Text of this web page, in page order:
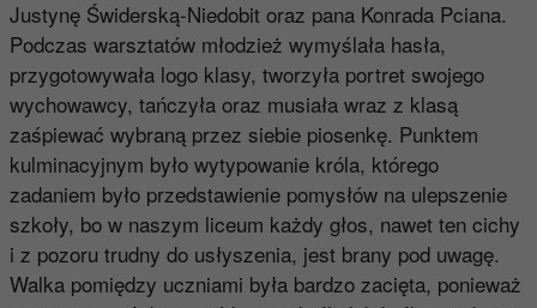
Justynę Świderską­-Niedobit oraz pana Konrada Pciana.
Podczas warsztatów młodzież wymyślała hasła,
przygotowywała logo klasy, tworzyła portret swojego
wychowawcy, tańczyła oraz musiała wraz z klasą
zaśpiewać wybraną przez siebie piosenkę. Punktem
kulminacyjnym było wytypowanie króla, którego
zadaniem było przedstawienie pomysłów na ulepszenie
szkoły, bo w naszym liceum każdy głos, nawet ten cichy
i z pozoru trudny do usłyszenia, jest brany pod uwagę.
Walka pomiędzy uczniami była bardzo zacięta, ponieważ